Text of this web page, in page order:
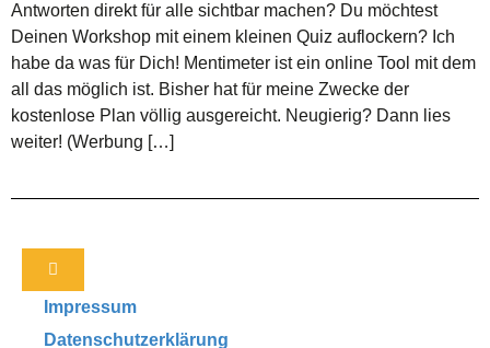
Antworten direkt für alle sichtbar machen? Du möchtest
Deinen Workshop mit einem kleinen Quiz auflockern? Ich
habe da was für Dich! Mentimeter ist ein online Tool mit dem
all das möglich ist. Bisher hat für meine Zwecke der
kostenlose Plan völlig ausgereicht. Neugierig? Dann lies
weiter! (Werbung […]
Impressum
Datenschutzerklärung